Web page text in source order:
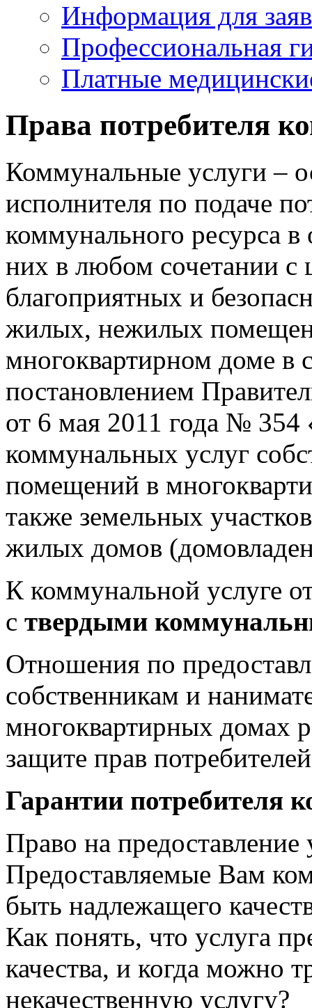
Информация для
Профессиональная
Платные
Права потребителя
Коммунальные услуги –
исполнителя по подаче
коммунального ресурса в
них в любом сочетании с
благоприятных и
жилых, нежилых
многоквартирном доме в
постановлением
от 6 мая 2011 года № 354
коммунальных услуг
помещений в
также земельных
жилых домов
К коммунальной услуге
с твердыми
Отношения по
собственникам и
многоквартирных домах
защите прав
Гарантии потребителя
Право на предоставление
Предоставляемые Вам
быть надлежащего
Как понять, что услуга
качества, и когда можно
некачественную услугу?